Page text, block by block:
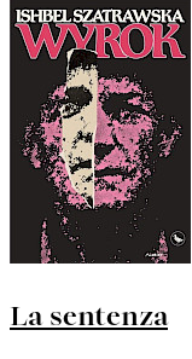
La sentenza